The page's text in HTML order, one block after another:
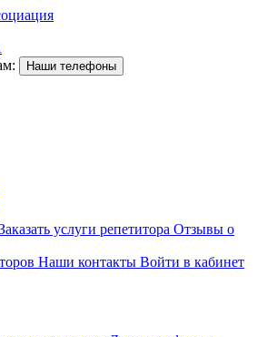
Наши телефоны
услуги репетитора Отзывы о
Наши контакты Войти в кабинет